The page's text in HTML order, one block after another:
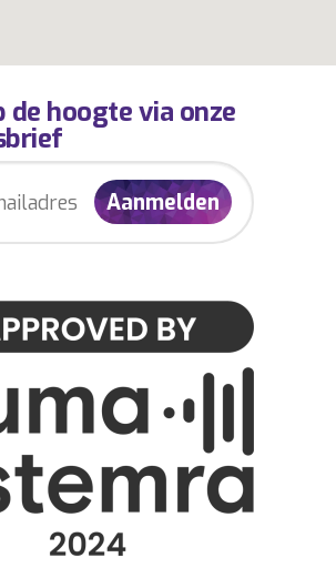
de hoogte via onze